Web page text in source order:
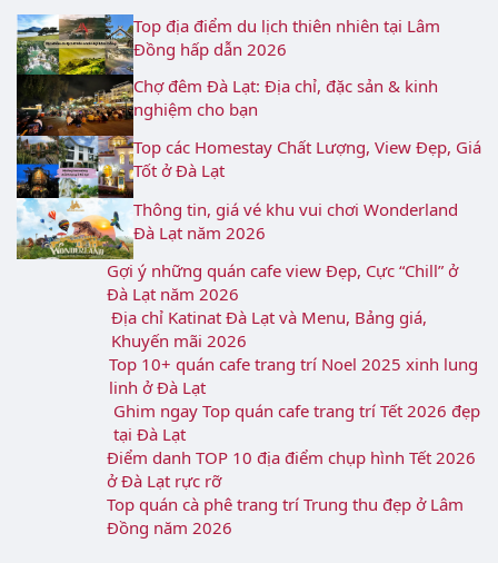
Top địa điểm du lịch thiên nhiên tại Lâm
Đồng hấp dẫn 2026
Chợ đêm Đà Lạt: Địa chỉ, đặc sản & kinh
nghiệm cho bạn
Top các Homestay Chất Lượng, View Đẹp, Giá
Tốt ở Đà Lạt
Thông tin, giá vé khu vui chơi Wonderland
Đà Lạt năm 2026
Gợi ý những quán cafe view Đẹp, Cực “Chill”
ở Đà Lạt năm 2026
Địa chỉ Katinat Đà Lạt và Menu, Bảng giá,
Khuyến mãi 2026
Top 10+ quán cafe trang trí Noel 2025 xinh
lung linh ở Đà Lạt
Ghim ngay Top quán cafe trang trí Tết 2026
đẹp tại Đà Lạt
Điểm danh TOP 10 địa điểm chụp hình Tết
2026 ở Đà Lạt rực rỡ